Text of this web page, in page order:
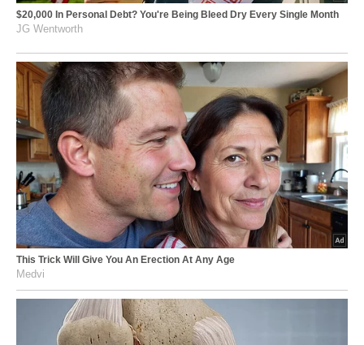
$20,000 In Personal Debt? You're Being Bleed Dry Every Single Month
JG Wentworth
This Trick Will Give You An Erection At Any Age
Medvi